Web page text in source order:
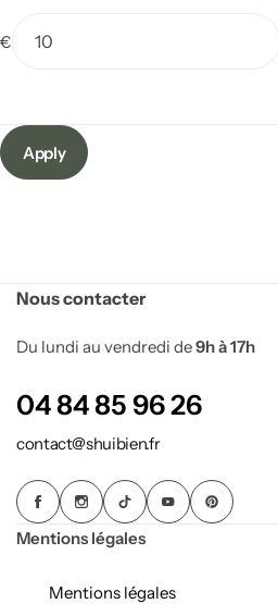
Prix
€
Prix
Apply
Nous contacter
Du lundi au vendredi de9h à 17h
04 84 85 96 26
contact@shuibien.fr
Mentions légales
Mentions légales